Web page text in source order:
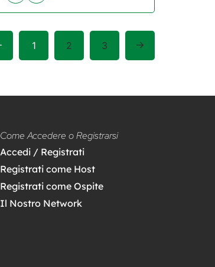
1 2 3
Come Accedere o Registrarsi
Accedi / Registrati
Registrati come Host
Registrati come Ospite
Il Nostro Network